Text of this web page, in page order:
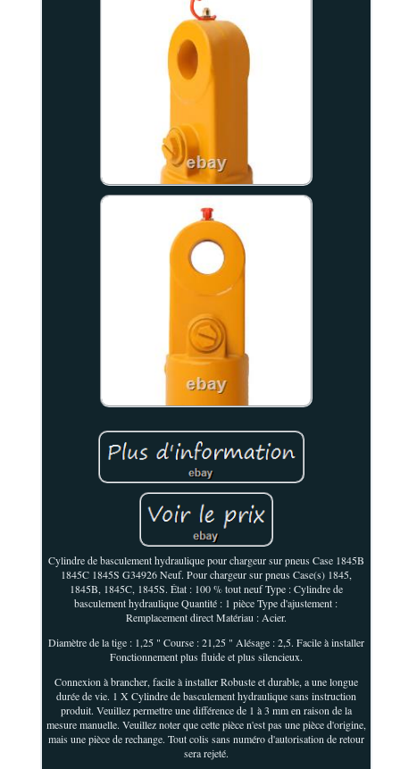
Cylindre de basculement hydraulique pour chargeur sur pneus Case 1845B
1845C 1845S G34926 Neuf. Pour chargeur sur pneus Case(s) 1845,
1845B, 1845C, 1845S. État : 100 % tout neuf Type : Cylindre de
basculement hydraulique Quantité : 1 pièce Type d'ajustement :
Remplacement direct Matériau : Acier.
Diamètre de la tige : 1,25 " Course : 21,25 " Alésage : 2,5. Facile à installer
Fonctionnement plus fluide et plus silencieux.
Connexion à brancher, facile à installer Robuste et durable, a une longue
durée de vie. 1 X Cylindre de basculement hydraulique sans instruction
produit. Veuillez permettre une différence de 1 à 3 mm en raison de la
mesure manuelle. Veuillez noter que cette pièce n'est pas une pièce d'origine,
mais une pièce de rechange. Tout colis sans numéro d'autorisation de retour
sera rejeté.